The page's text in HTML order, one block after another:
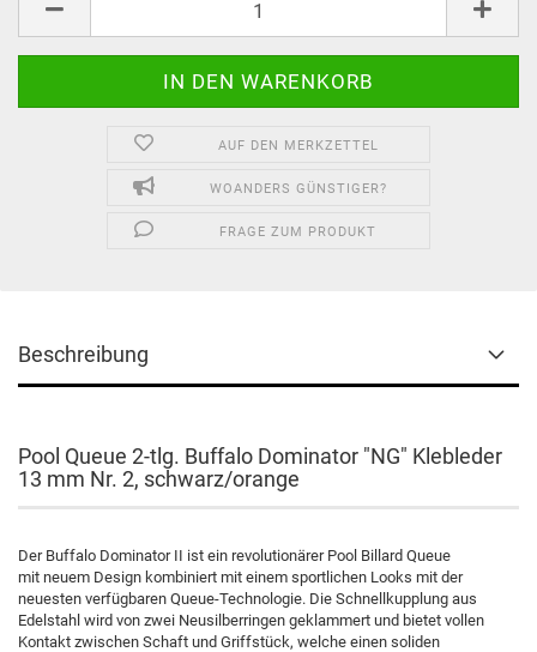
AUF DEN MERKZETTEL
WOANDERS GÜNSTIGER?
FRAGE ZUM PRODUKT
Beschreibung
Pool Queue 2-tlg. Buffalo Dominator "NG" Klebleder
13 mm Nr. 2, schwarz/orange
Der Buffalo Dominator II ist ein revolutionärer Pool Billard Queue
mit neuem Design kombiniert mit einem sportlichen Looks mit der
neuesten verfügbaren Queue-Technologie. Die Schnellkupplung aus
Edelstahl wird von zwei Neusilberringen geklammert und bietet vollen
Kontakt zwischen Schaft und Griffstück, welche einen soliden